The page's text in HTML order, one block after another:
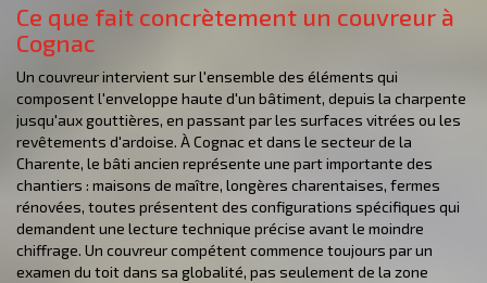
Ce que fait concrètement un couvreur à
Cognac
Un couvreur intervient sur l'ensemble des éléments qui
composent l'enveloppe haute d'un bâtiment, depuis la charpente
jusqu'aux gouttières, en passant par les surfaces vitrées ou les
revêtements d'ardoise. À Cognac et dans le secteur de la
Charente, le bâti ancien représente une part importante des
chantiers : maisons de maître, longères charentaises, fermes
rénovées, toutes présentent des configurations spécifiques qui
demandent une lecture technique précise avant le moindre
chiffrage. Un couvreur compétent commence toujours par un
examen du toit dans sa globalité, pas seulement de la zone